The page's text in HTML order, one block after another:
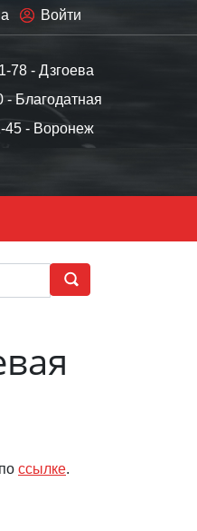
Войти
78 - Дзгоева
- Благодатная
45 - Воронеж
ссылке.